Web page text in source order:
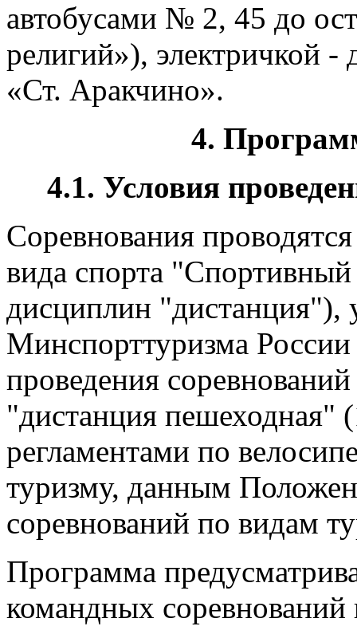
автобусами № 2, 45 до
религий»), электричкой
«Ст. Аракчино».
4.
4.1. Условия
Соревнования
вида спорта
дисциплин
Минспорттуризма
проведения
"дистанция пешеходная"
регламентами по
туризму, данным
соревнований по видам
Программа
командных соревнований